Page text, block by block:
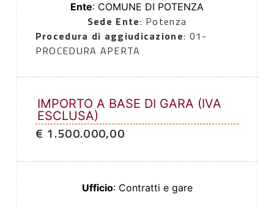
Ente: COMUNE DI POTENZA
Sede Ente: Potenza
Procedura di aggiudicazione: 01-
PROCEDURA APERTA
IMPORTO A BASE DI GARA (IVA
ESCLUSA)
€ 1.500.000,00
Ufficio: Contratti e gare